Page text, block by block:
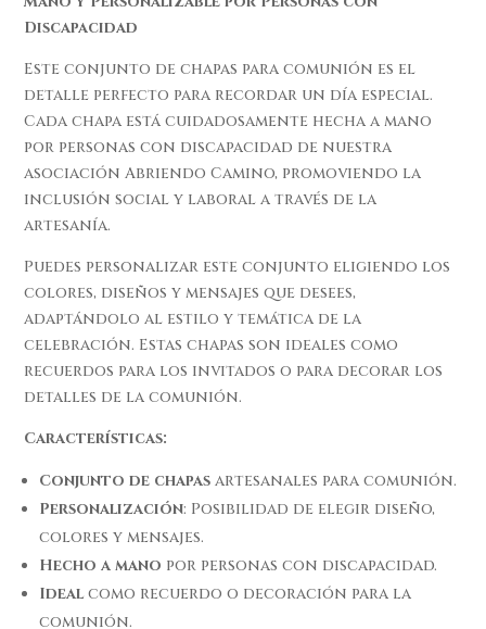
Discapacidad
Este conjunto de chapas para comunión es el
detalle perfecto para recordar un día especial.
Cada chapa está cuidadosamente hecha a mano
por personas con discapacidad de nuestra
asociación Abriendo Camino, promoviendo la
inclusión social y laboral a través de la
artesanía.
Puedes personalizar este conjunto eligiendo los
colores, diseños y mensajes que desees,
adaptándolo al estilo y temática de la
celebración. Estas chapas son ideales como
recuerdos para los invitados o para decorar los
detalles de la comunión.
Características:
Conjunto de chapas artesanales para comunión.
Personalización: Posibilidad de elegir diseño,
colores y mensajes.
Hecho a mano por personas con discapacidad.
Ideal como recuerdo o decoración para la
comunión.